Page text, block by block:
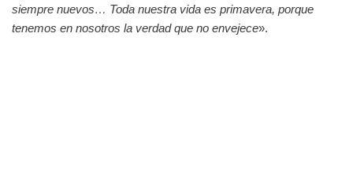
siempre nuevos… Toda nuestra vida es primavera, porque
tenemos en nosotros la verdad que no envejece».